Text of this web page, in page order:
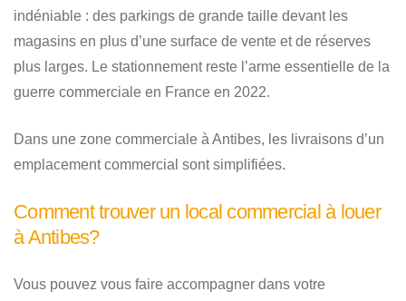
indéniable : des parkings de grande taille devant les
magasins en plus d’une surface de vente et de réserves
plus larges. Le stationnement reste l’arme essentielle de la
guerre commerciale en France en 2022.
Dans une zone commerciale à Antibes, les livraisons d’un
emplacement commercial sont simplifiées.
Comment trouver un local commercial à louer
à Antibes?
Vous pouvez vous faire accompagner dans votre